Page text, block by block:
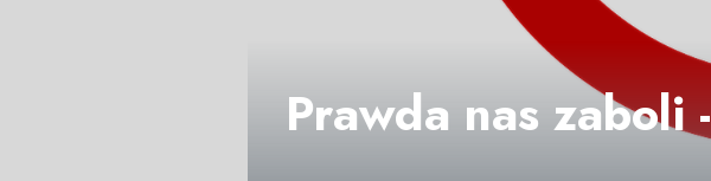
Prawda nas zaboli